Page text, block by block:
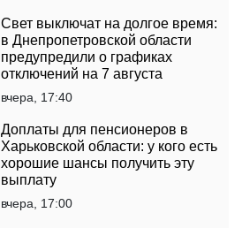
Свет выключат на долгое время:
в Днепропетровской области
предупредили о графиках
отключений на 7 августа
вчера, 17:40
Доплаты для пенсионеров в
Харьковской области: у кого есть
хорошие шансы получить эту
выплату
вчера, 17:00